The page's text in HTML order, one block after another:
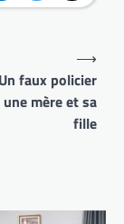
faux policier
mère et sa
fille
⟶